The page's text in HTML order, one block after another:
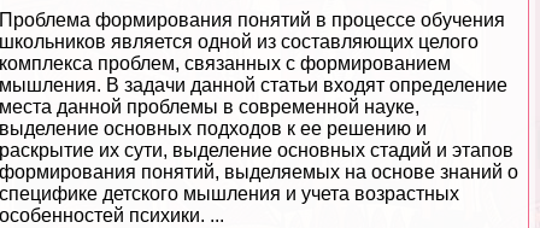
Проблема формирования понятий в процессе обучения
школьников является одной из составляющих целого
комплекса проблем, связанных с формированием
мышления. В задачи данной статьи входят определение
места данной проблемы в современной науке,
выделение основных подходов к ее решению и
раскрытие их сути, выделение основных стадий и этапов
формирования понятий, выделяемых на основе знаний о
специфике детского мышления и учета возрастных
особенностей психики. ...